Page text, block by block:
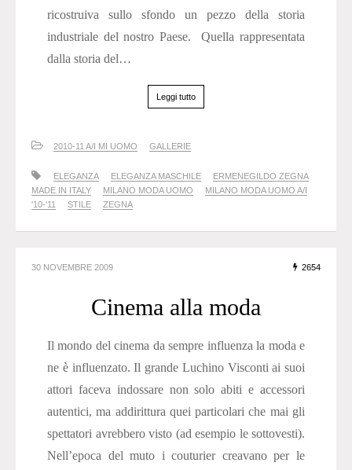
ricostruiva sullo sfondo un pezzo della storia
industriale del nostro Paese. Quella rappresentata
dalla storia del…
Leggi tutto
2010-11 A/I MI UOMO GALLERIE
ELEGANZA ELEGANZA MASCHILE
ERMENEGILDO ZEGNA
MADE IN ITALY
MILANO MODA UOMO
MILANO MODA UOMO A/I
'10-'11
STILE ZEGNA
30 NOVEMBRE 2009 2654
Cinema alla moda
Il mondo del cinema da sempre influenza la moda e
ne è influenzato. Il grande Luchino Visconti ai suoi
attori faceva indossare non solo abiti e accessori
autentici, ma addirittura quei particolari che mai gli
spettatori avrebbero visto (ad esempio le sottovesti).
Nell’epoca del muto i couturier creavano per le